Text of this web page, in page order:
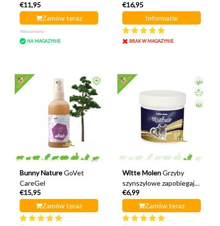
czyszczenia klatek
€11,95
Zamów teraz
Nieoceniony
NA MAGAZYNIE
€16,95
Informatie
BRAK W MAGAZYNIE
Bunny Nature GoVet
CareGel
€15,95
Zamów teraz
Witte Molen Grzyby
szynszylowe zapobiegają
grzybicy
€6,99
Zamów teraz